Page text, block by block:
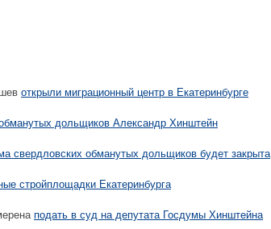
открыли миграционный центр в Екатеринбурге
дольщиков Александр Хинштейн
свердловских обманутых дольщиков будет закрыта
стройплощадки Екатеринбурга
подать в суд на депутата Госдумы Хинштейна